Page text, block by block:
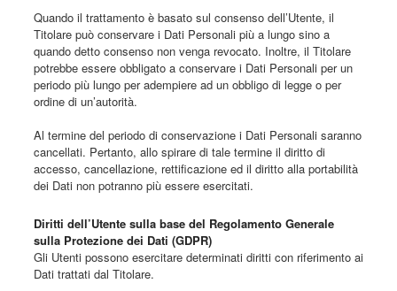
Quando il trattamento è basato sul consenso dell’Utente, il
Titolare può conservare i Dati Personali più a lungo sino a
quando detto consenso non venga revocato. Inoltre, il Titolare
potrebbe essere obbligato a conservare i Dati Personali per un
periodo più lungo per adempiere ad un obbligo di legge o per
ordine di un’autorità.
Al termine del periodo di conservazione i Dati Personali saranno
cancellati. Pertanto, allo spirare di tale termine il diritto di
accesso, cancellazione, rettificazione ed il diritto alla portabilità
dei Dati non potranno più essere esercitati.
Diritti dell’Utente sulla base del Regolamento Generale
sulla Protezione dei Dati (GDPR)
Gli Utenti possono esercitare determinati diritti con riferimento ai
Dati trattati dal Titolare.